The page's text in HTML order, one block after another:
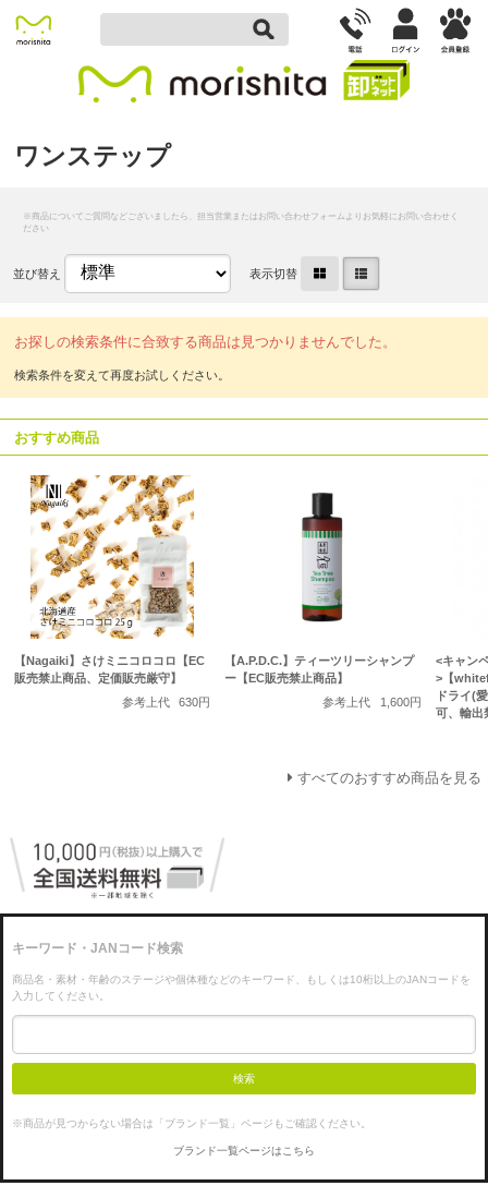
ワンステップ
並び替え 表示切替
お探しの検索条件に合致する商品は見つかりませんでした。
おすすめ商品
【Nagaiki】さけミニコロコロ【EC
販売禁止商品、定価販売厳守】
参考上代
630円
【A.P.D.C.】ティーツリーシャンプ
ー【EC販売禁止商品】
参考上代
1,600円
<キャン
>【
ドライ(
可、輸出
すべてのおすすめ商品を見る
キーワード・JANコード検索
商品名・素材・年齢のステージや個体種などのキーワード、もしくは10桁以上のJANコードを
入力してください。
検索
※商品が見つからない場合は「ブランド一覧」ページもご確認ください。
ブランド一覧ページはこちら